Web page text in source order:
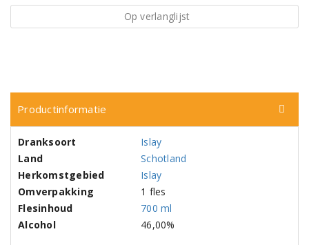
Op verlanglijst
Productinformatie
Dranksoort
Islay
Land
Schotland
Herkomstgebied
Islay
Omverpakking
1 fles
Flesinhoud
700 ml
Alcohol
46,00%